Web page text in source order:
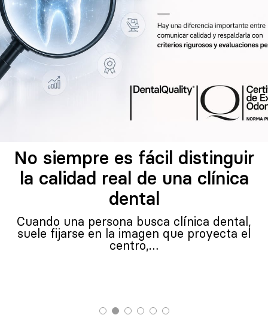
No siempre es fácil distinguir
la calidad real de una clínica
dental
Cuando una persona busca clínica dental,
suele fijarse en la imagen que proyecta el
centro,…